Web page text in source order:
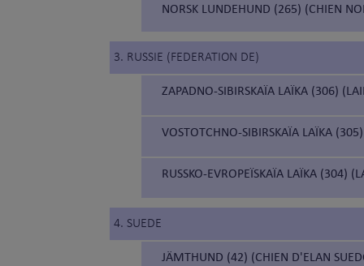
NORSK LUNDEHUND (265) (CHIEN
3. RUSSIE (FEDERATION DE)
ZAPADNO-SIBIRSKAÏA LAÏKA (306)
VOSTOTCHNO-SIBIRSKAÏA LAÏKA
RUSSKO-EVROPEÏSKAÏA LAÏKA (304)
4. SUEDE
JÄMTHUND (42) (CHIEN D'ELAN